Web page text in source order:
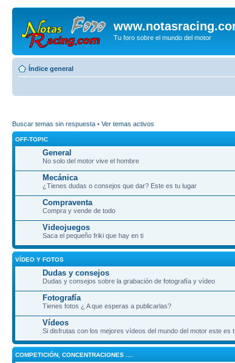
Tu foro sobre el mundo del motor
Índice general
Buscar temas sin respuesta • Ver temas activos
OFF-TOPIC
General
No solo del motor vive el hombre
Mecánica
¿Tienes dudas o consejos que dar? Este es tu lugar
Compraventa
Compra y vende de todo
Videojuegos
Saca el pequeño friki que hay en ti
VÍDEO Y FOTOS
Dudas y consejos
Dudas y consejos sobre la grabación de fotografía y vídeo
Fotografía
Tienes fotos ¿ A que esperas a publicarlas?
Vídeos
Si disfrutas con los mejores vídeos del mundo del motor este es
COMPETICIÓN, CONCENTRACIONES ....